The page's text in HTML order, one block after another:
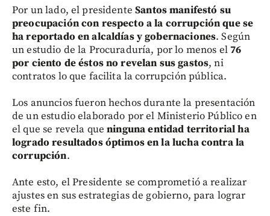
Por un lado, el presidenteSantos manifestó su
preocupación con respecto a la corrupción que se
ha reportado en alcaldías y gobernaciones. Según
un estudio de la Procuraduría, por lo menos el76
por ciento de éstos no revelan sus gastos, ni
contratos lo que facilita la corrupción pública.
Los anuncios fueron hechos durante la presentación
de un estudio elaborado por el Ministerio Público en
el que se revela queninguna entidad territorial ha
logrado resultados óptimos en la lucha contra la
corrupción.
Ante esto, el Presidente se comprometió a realizar
ajustes en sus estrategias de gobierno, para lograr
este fin.